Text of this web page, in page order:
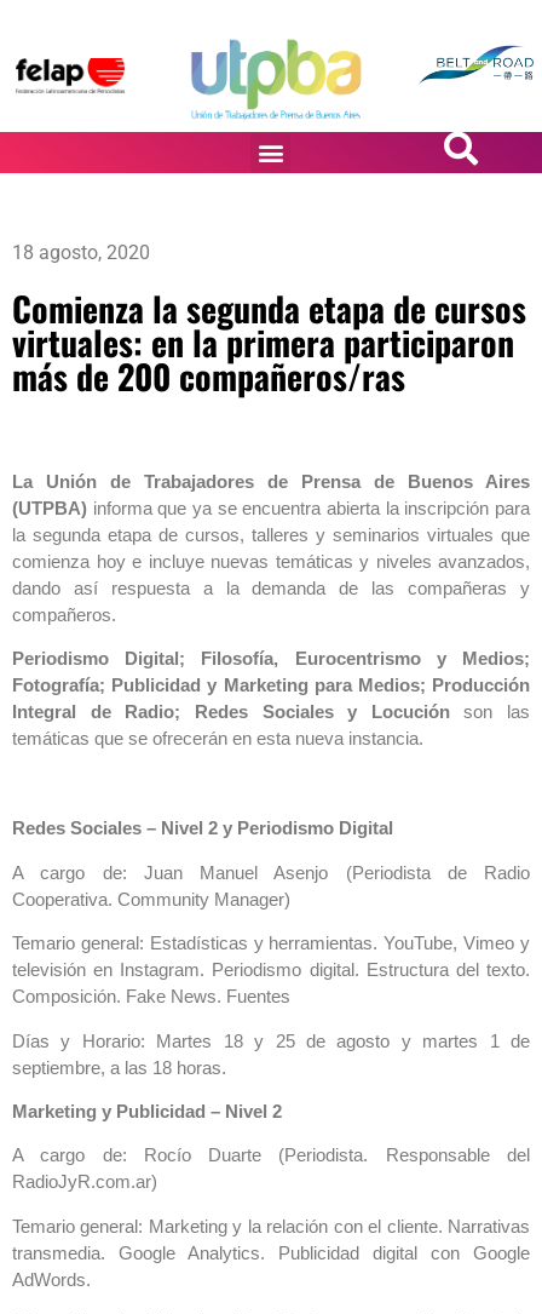
18 agosto, 2020
Comienza la segunda etapa de cursos
virtuales: en la primera participaron
más de 200 compañeros/ras
La Unión de Trabajadores de Prensa de Buenos Aires
(UTPBA) informa que ya se encuentra abierta la inscripción para
la segunda etapa de cursos, talleres y seminarios virtuales que
comienza hoy e incluye nuevas temáticas y niveles avanzados,
dando así respuesta a la demanda de las compañeras y
compañeros.
Periodismo Digital; Filosofía, Eurocentrismo y Medios;
Fotografía; Publicidad y Marketing para Medios; Producción
Integral de Radio; Redes Sociales y Locuciónson las
temáticas que se ofrecerán en esta nueva instancia.
Redes Sociales – Nivel 2 y Periodismo Digital
A cargo de: Juan Manuel Asenjo (Periodista de Radio
Cooperativa. Community Manager)
Temario general: Estadísticas y herramientas. YouTube, Vimeo y
televisión en Instagram. Periodismo digital. Estructura del texto.
Composición. Fake News. Fuentes
Días y Horario: Martes 18 y 25 de agosto y martes 1 de
septiembre, a las 18 horas.
Marketing y Publicidad – Nivel 2
A cargo de: Rocío Duarte (Periodista. Responsable del
RadioJyR.com.ar)
Temario general: Marketing y la relación con el cliente. Narrativas
transmedia. Google Analytics. Publicidad digital con Google
AdWords.